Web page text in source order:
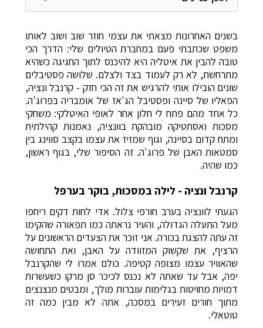
בשנים האחרונות מצאתי את עצמי חוזר שוב ושוב לאותו
משפט שכתבתי פעם במחברת הטיולים שלי: הדרך הכי
טובה להבין את איטליה היא להיכנס לתוך החגיגה כשהיא
מתרחשת, לא רק לעמוד בצד ולצלם. שלושה פסטיבלים
שונים הובילו אותי להרגיש את זה הכי חזק - קרנבל ונציה,
הפאליו של סיינה ופסטיבל הג'אז של אומבריה בפרוג'ה.
כל אחד מהם פתח לי חלון אחר לאופי האיטלקי: משחקי
מסכות ואסתטיקה מובהקת בוונציה, נאמנות קהילתית
ומתח קדום בסיינה, וגוף שמזיז את עצמו בקצב סווינג בין
סמטאות האבן של פרוג'ה. זה הסיפור שלי, בגוף ראשון,
כמו שהיה.
קרנבל ונציה - לילה במסכות, בוקר בערפל
הגעתי לוונציה בערב חורפי צלול. אדי לחות דקים ריחפו
מעל התעלה הגדולה, והעיר נראתה כמו תפאורה שהקימו
זה עתה להצגת בכורה. אני זוכר את הצעדים הראשונים על
הרציף, את שקשוק המזוודה על האבן, ואת התחושה
שהאוויר עצמו מצופה קטיפה. כולם אמרו לי שהקרנבל
יפה, אבל עד שאתה לא נכנס לכיכר סן מרקו כשעשרות
דמויות מחויטות בגלימות עוברות מולך, ומבטים מנצנצים
מתוך חורים זעירים במסכה, אתה לא מבין כמה זה
טוטאלי.